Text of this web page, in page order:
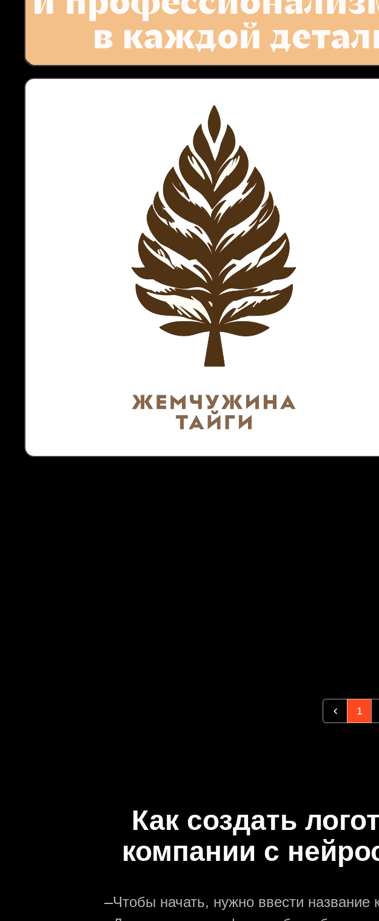
1
Как создать
компании с
—Чтобы начать, нужно ввести название